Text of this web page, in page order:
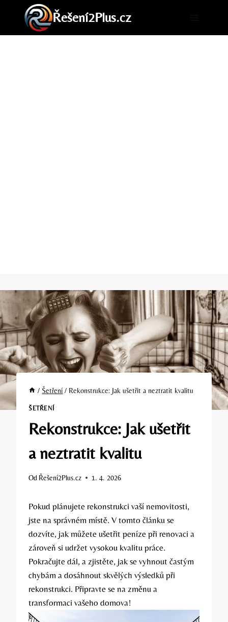
Přeskočit
obsah
Řešení2Plus.cz
/ Šetření / Rekonstrukce: Jak ušetřit a neztratit kvalitu
ŠETŘENÍ
Rekonstrukce: Jak ušetřit
a neztratit kvalitu
Od Řešení2Plus.cz 1. 4. 2026
Pokud plánujete rekonstrukci vaší nemovitosti,
jste na správném místě. V tomto článku se
dozvíte, jak můžete ušetřit peníze při renovaci a
zároveň si udržet vysokou kvalitu práce.
Pokračujte dál, a zjistěte, jak se vyhnout častým
chybám a dosáhnout skvělých výsledků při
rekonstrukci. Připravte se na změnu a
transformaci vašeho domova!